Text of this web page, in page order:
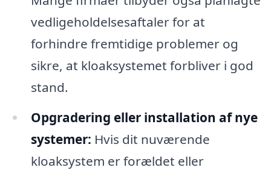
vedligeholdelsesaftaler for at
forhindre fremtidige problemer og
sikre, at kloaksystemet forbliver i god
stand.
Opgradering eller installation af nye
systemer: Hvis dit nuværende
kloaksystem er forældet eller